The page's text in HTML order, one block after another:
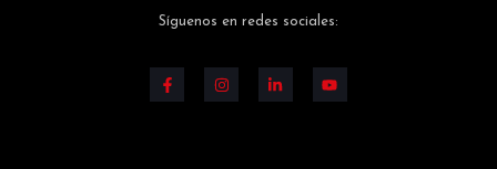
Síguenos en redes sociales: